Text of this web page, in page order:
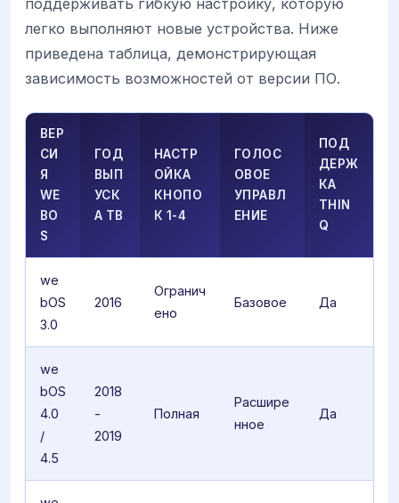
поддерживать гибкую настройку, которую
легко выполняют новые устройства. Ниже
приведена таблица, демонстрирующая
зависимость возможностей от версии ПО.
ВЕР
СИ
Я
WE
BO
S
ГОД
ВЫП
УСК
А ТВ
НАСТР
ОЙКА
КНОПО
К 1-4
ГОЛОС
ОВОЕ
УПРАВЛ
ЕНИЕ
ПОД
ДЕРЖ
КА
THIN
Q
we
bOS
3.0
2016
Огранич
ено
Базовое Да
we
bOS
4.0
/
4.5
2018
-
2019
Полная
Расшире
нное
Да